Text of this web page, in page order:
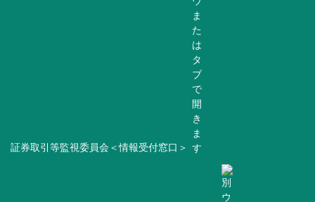
証券取引等監視委員会＜情報受付窓口＞